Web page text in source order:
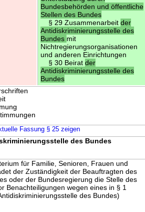
Bundesbehörden und öffentliche
Stellen des Bundes
§ 29 Zusammenarbeitder
Antidiskriminierungsstelle des
Bundes mit
Nichtregierungsorganisationen
und anderen Einrichtungen
§ 30 Beiratder
Antidiskriminierungsstelle des
Bundes
Fassung § 25 zeigen
des Bundes
für Familie, Senioren, Frauen und
der Zuständigkeit der Beauftragten des
oder der Bundesregierung die Stelle des
Benachteiligungen wegen eines in § 1
des Bundes)